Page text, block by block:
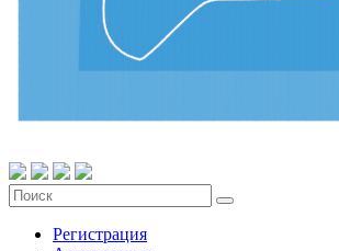
Регистрация